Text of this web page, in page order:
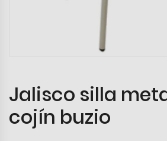
Jalisco silla
cojín buzio